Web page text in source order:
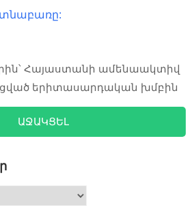
Հայաստանի ամենաակտիվ
երիտասարդական խմբին
ԱՋԱԿՑԵԼ